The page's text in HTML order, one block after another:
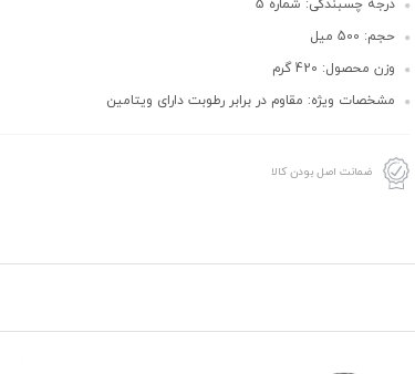
درجه چسبندگی: شماره 5
حجم: 500 میل
وزن محصول: 420 گرم
مشخصات ویژه: مقاوم در برابر رطوبت دارای ویتامین
ضمانت اصل بودن کالا